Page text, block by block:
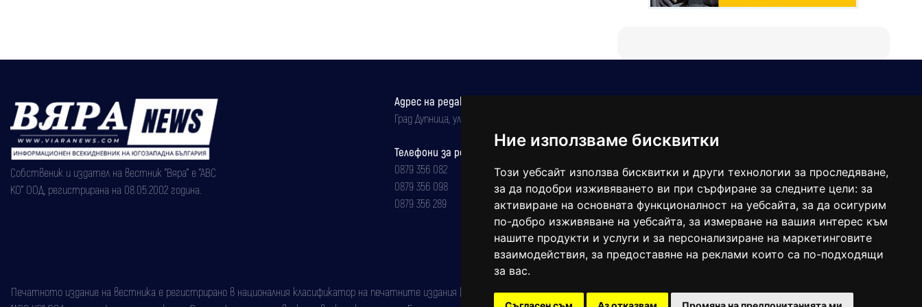
Ние използваме бисквитки
Този уебсайт използва бисквитки и други технологии за проследяване,
за да подобри изживяването ви при сърфиране за следните цели: за
активиране на основната функционалност на уебсайта, за да осигурим
по-добро изживяване на уебсайта, за измерване на вашия интерес към
нашите продукти и услуги и за персонализиране на маркетинговите
взаимодействия, за предоставяне на реклами които са по-подходящи
за вас.
Собственик и издател на вестник "Вяра" е "АВС
КО" ООД, регистрирана на 08.05.2002 година.
Адрес на редакцията
Град Дупница, ул.''Христо Ботев" 43
Телефони за реклама и абонаменти
0879 356 082
0879 356 098
0879 356 289
balgarkanews@gmail.com
Печатното издание на вестника е регистрирано в националния класификатор на печатните издания (Българска национална агенция за ISSN) под номер: ISSN 1312-4722.